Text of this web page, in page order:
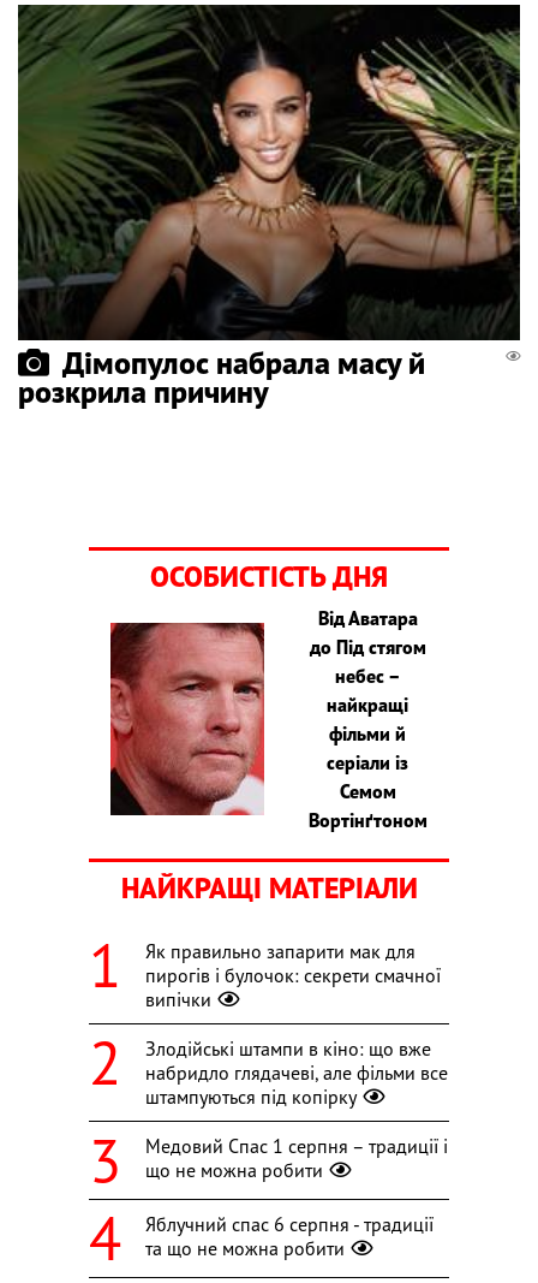
Дімопулос набрала масу й
розкрила причину
ОСОБИСТІСТЬ ДНЯ
Від Аватара
до Під стягом
небес –
найкращі
фільми й
серіали із
Семом
Вортінґтоном
НАЙКРАЩІ МАТЕРІАЛИ
Як правильно запарити мак для
пирогів і булочок: секрети смачної
випічки
Злодійські штампи в кіно: що вже
набридло глядачеві, але фільми все
штампуються під копірку
Медовий Спас 1 серпня – традиції і
що не можна робити
Яблучний спас 6 серпня - традиції
та що не можна робити